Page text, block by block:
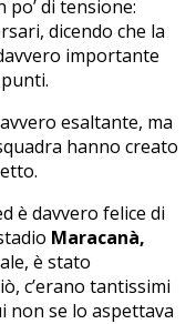
di tensione:
dicendo che la
importante
esaltante, ma
hanno creato
è davvero felice di
Maracanà,
è stato
c’erano tantissimi
non se lo aspettava